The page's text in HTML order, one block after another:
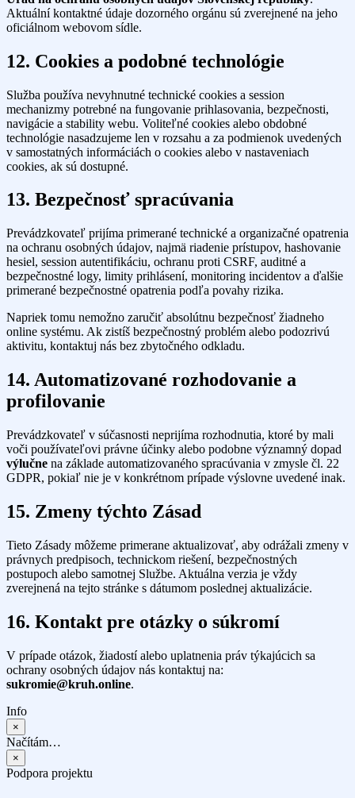
Aktuální kontaktné údaje dozorného orgánu sú zverejnené na jeho
oficiálnom webovom sídle.
12. Cookies a podobné technológie
Služba používa nevyhnutné technické cookies a session
mechanizmy potrebné na fungovanie prihlasovania, bezpečnosti,
navigácie a stability webu. Voliteľné cookies alebo obdobné
technológie nasadzujeme len v rozsahu a za podmienok uvedených
v samostatných informáciách o cookies alebo v nastaveniach
cookies, ak sú dostupné.
13. Bezpečnosť spracúvania
Prevádzkovateľ prijíma primerané technické a organizačné opatrenia
na ochranu osobných údajov, najmä riadenie prístupov, hashovanie
hesiel, session autentifikáciu, ochranu proti CSRF, auditné a
bezpečnostné logy, limity prihlásení, monitoring incidentov a ďalšie
primerané bezpečnostné opatrenia podľa povahy rizika.
Napriek tomu nemožno zaručiť absolútnu bezpečnosť žiadneho
online systému. Ak zistíš bezpečnostný problém alebo podozrivú
aktivitu, kontaktuj nás bez zbytočného odkladu.
14. Automatizované rozhodovanie a
profilovanie
Prevádzkovateľ v súčasnosti neprijíma rozhodnutia, ktoré by mali
voči používateľovi právne účinky alebo podobne významný dopad
výlučne na základe automatizovaného spracúvania v zmysle čl. 22
GDPR, pokiaľ nie je v konkrétnom prípade výslovne uvedené inak.
15. Zmeny týchto Zásad
Tieto Zásady môžeme primerane aktualizovať, aby odrážali zmeny v
právnych predpisoch, technickom riešení, bezpečnostných
postupoch alebo samotnej Službe. Aktuálna verzia je vždy
zverejnená na tejto stránke s dátumom poslednej aktualizácie.
16. Kontakt pre otázky o súkromí
V prípade otázok, žiadostí alebo uplatnenia práv týkajúcich sa
ochrany osobných údajov nás kontaktuj na:
sukromie@kruh.online.
Info
×
Načítám…
×
Podpora projektu